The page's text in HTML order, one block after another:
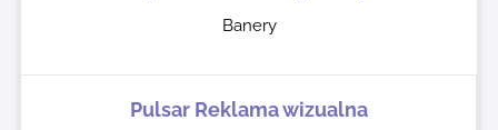
Banery
Pulsar Reklama wizualna